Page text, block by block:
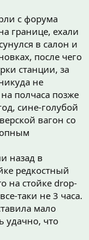
с форума
границе, ехали
в салон и
после чего
станции, за
не
полчаса позже
сине-голубой
вагон со
назад в
редкостный
на стойке drop-
таки не 3 часа.
мало
удачно, что